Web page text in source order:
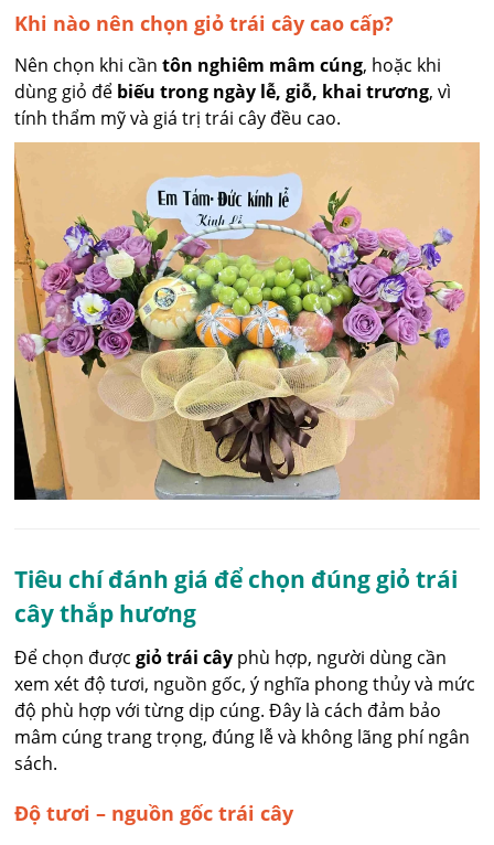
Khi nào nên chọn giỏ trái cây cao cấp?
Nên chọn khi cầntôn nghiêm mâm cúng, hoặc khi
dùng giỏ để biếu trong ngày lễ, giỗ, khai trương, vì
tính thẩm mỹ và giá trị trái cây đều cao.
Tiêu chí đánh giá để chọn đúng giỏ trái
cây thắp hương
Để chọn đượcgiỏ trái cây phù hợp, người dùng cần
xem xét độ tươi, nguồn gốc, ý nghĩa phong thủy và mức
độ phù hợp với từng dịp cúng. Đây là cách đảm bảo
mâm cúng trang trọng, đúng lễ và không lãng phí ngân
sách.
Độ tươi – nguồn gốc trái cây